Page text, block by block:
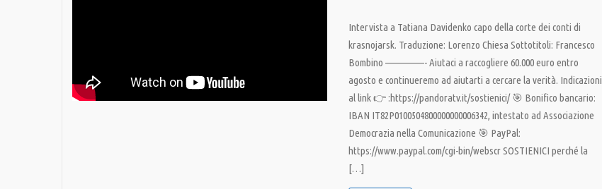
Intervista a Tatiana Davidenko capo della corte dei conti di
krasnojarsk. Traduzione: Lorenzo Chiesa Sottotitoli: Francesco
Bombino —————- Aiutaci a raccogliere 60.000 euro entro
agosto e continueremo ad aiutarti a cercare la verità. Indicazioni
al link 👉 :https://pandoratv.it/sostienici/ 🎯 Bonifico bancario:
IBAN IT82P0100504800000000006342, intestato ad Associazione
Democrazia nella Comunicazione 🎯 PayPal:
https://www.paypal.com/cgi-bin/webscr SOSTIENICI perché la
[…]